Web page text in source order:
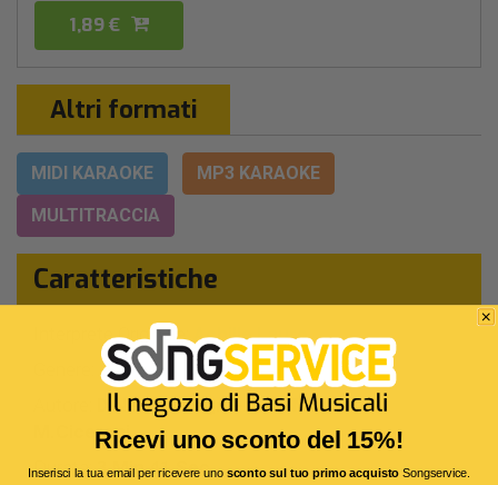
1,89 €
Altri formati
MIDI KARAOKE
MP3 KARAOKE
MULTITRACCIA
Caratteristiche
Interprete Originale:
Achille Lauro
Pop/rock Italiano
D.Nelli - F.Pagni - L.De Marinis -
M.Ciceroni
Durata: 3 Min 41 Sec
Ricevi uno sconto del 15%!
Inserisci la tua email per ricevere uno sconto sul tuo primo acquistoSongservice.